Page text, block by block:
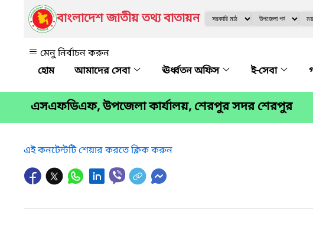
বাংলাদেশ জাতীয় তথ্য বাতায়ন
মেনু নির্বাচন করুন
আমাদের সেবা
ঊর্ধ্বতন অফিস ই-সেবা
এসএফডিএফ, উপজেলা কার্যালয়, শেরপুর সদর শেরপুর
এই কনটেন্টটি শেয়ার করতে ক্লিক করুন